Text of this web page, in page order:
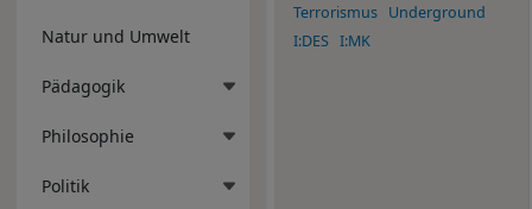
Natur und Umwelt
Pädagogik
Philosophie
Politik
Terrorismus
Underground
I:DES I:MK